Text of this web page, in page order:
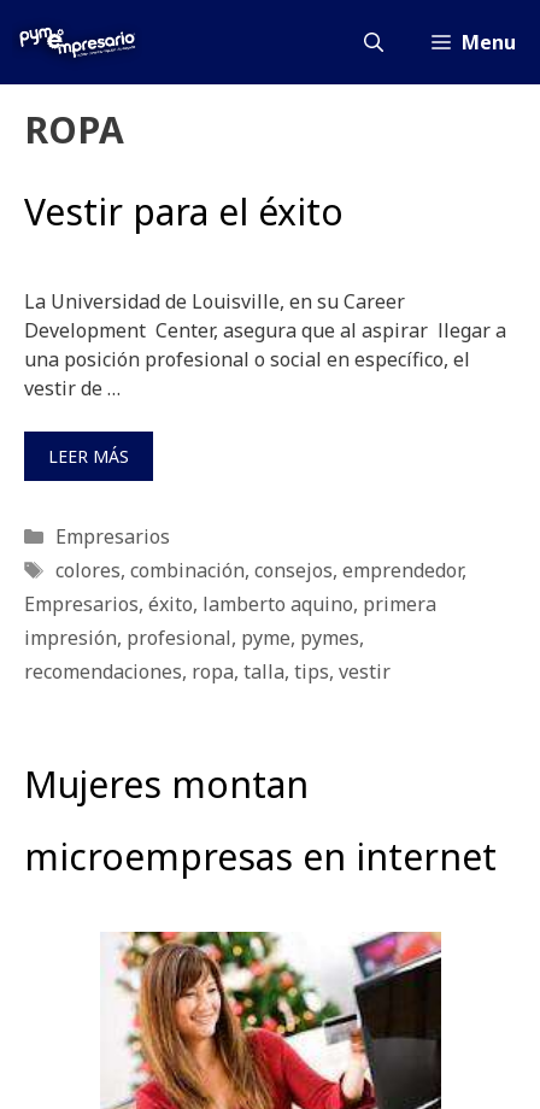
Menu
ROPA
Vestir para el éxito
La Universidad de Louisville, en su Career
Development Center, asegura que al aspirar llegar a
una posición profesional o social en específico, el
vestir de …
LEER MÁS
Categorías
Empresarios
Etiquetas
colores, combinación, consejos, emprendedor,
Empresarios, éxito, lamberto aquino, primera
impresión, profesional, pyme, pymes,
recomendaciones, ropa, talla, tips, vestir
Mujeres montan
microempresas en internet